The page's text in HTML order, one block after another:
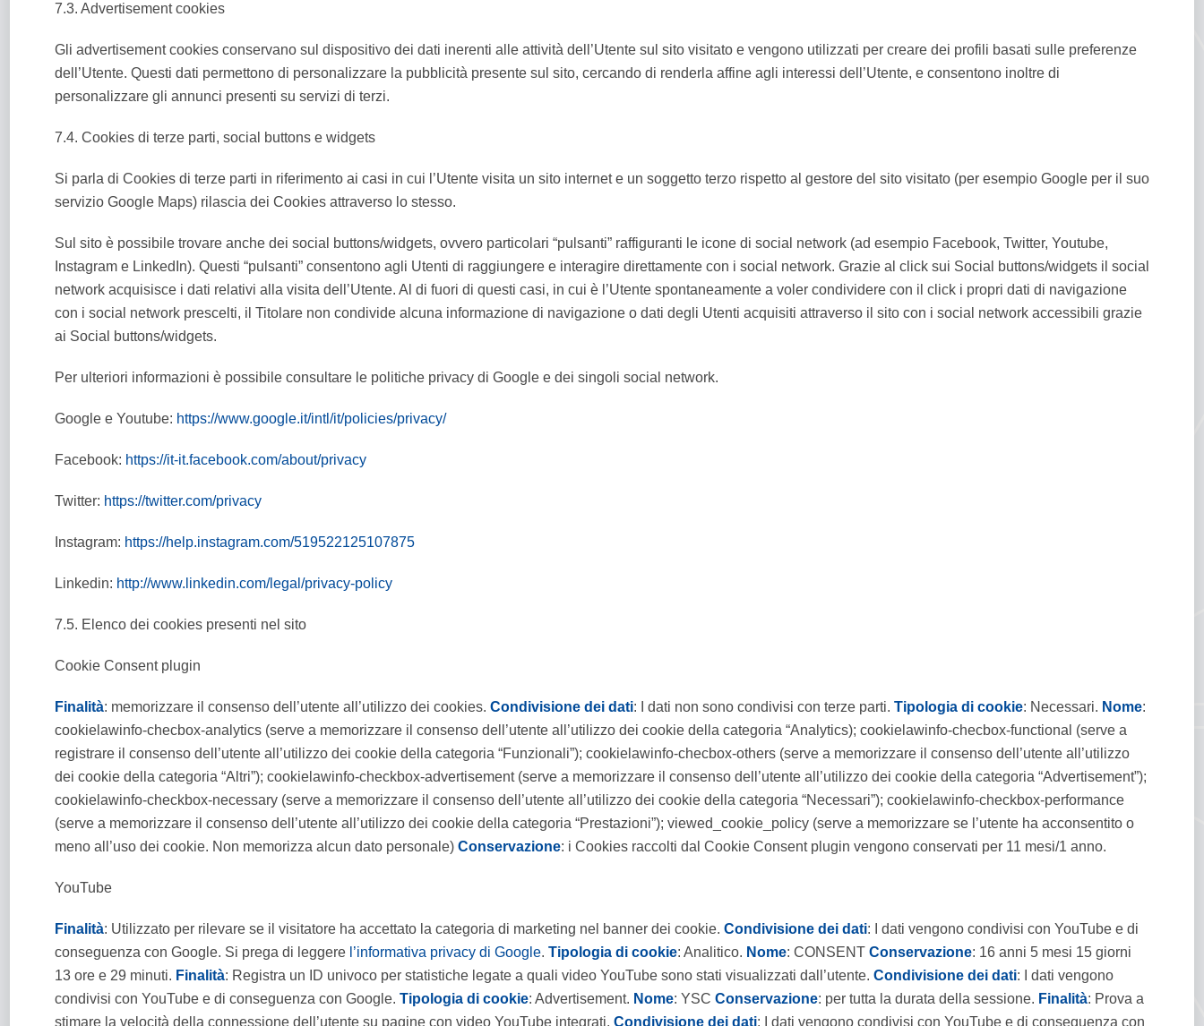
7.3. Advertisement cookies
Gli advertisement cookies conservano sul dispositivo dei dati inerenti alle attività dell’Utente sul sito visitato e vengono utilizzati per creare dei profili basati sulle preferenze
dell’Utente. Questi dati permettono di personalizzare la pubblicità presente sul sito, cercando di renderla affine agli interessi dell’Utente, e consentono inoltre di
personalizzare gli annunci presenti su servizi di terzi.
7.4. Cookies di terze parti, social buttons e widgets
Si parla di Cookies di terze parti in riferimento ai casi in cui l’Utente visita un sito internet e un soggetto terzo rispetto al gestore del sito visitato (per esempio Google per il suo
servizio Google Maps) rilascia dei Cookies attraverso lo stesso.
Sul sito è possibile trovare anche dei social buttons/widgets, ovvero particolari “pulsanti” raffiguranti le icone di social network (ad esempio Facebook, Twitter, Youtube,
Instagram e LinkedIn). Questi “pulsanti” consentono agli Utenti di raggiungere e interagire direttamente con i social network. Grazie al click sui Social buttons/widgets il social
network acquisisce i dati relativi alla visita dell’Utente. Al di fuori di questi casi, in cui è l’Utente spontaneamente a voler condividere con il click i propri dati di navigazione
con i social network prescelti, il Titolare non condivide alcuna informazione di navigazione o dati degli Utenti acquisiti attraverso il sito con i social network accessibili grazie
ai Social buttons/widgets.
Per ulteriori informazioni è possibile consultare le politiche privacy di Google e dei singoli social network.
Google e Youtube: https://www.google.it/intl/it/policies/privacy/
Facebook: https://it-it.facebook.com/about/privacy
Twitter: https://twitter.com/privacy
Instagram: https://help.instagram.com/519522125107875
Linkedin: http://www.linkedin.com/legal/privacy-policy
7.5. Elenco dei cookies presenti nel sito
Cookie Consent plugin
Finalità: memorizzare il consenso dell’utente all’utilizzo dei cookies. Condivisione dei dati: I dati non sono condivisi con terze parti. Tipologia di cookie: Necessari. Nome:
cookielawinfo-checbox-analytics (serve a memorizzare il consenso dell’utente all’utilizzo dei cookie della categoria “Analytics); cookielawinfo-checbox-functional (serve a
registrare il consenso dell’utente all’utilizzo dei cookie della categoria “Funzionali”); cookielawinfo-checbox-others (serve a memorizzare il consenso dell’utente all’utilizzo
dei cookie della categoria “Altri”); cookielawinfo-checkbox-advertisement (serve a memorizzare il consenso dell’utente all’utilizzo dei cookie della categoria “Advertisement”);
cookielawinfo-checkbox-necessary (serve a memorizzare il consenso dell’utente all’utilizzo dei cookie della categoria “Necessari”); cookielawinfo-checkbox-performance
(serve a memorizzare il consenso dell’utente all’utilizzo dei cookie della categoria “Prestazioni”); viewed_cookie_policy (serve a memorizzare se l’utente ha acconsentito o
meno all’uso dei cookie. Non memorizza alcun dato personale) Conservazione: i Cookies raccolti dal Cookie Consent plugin vengono conservati per 11 mesi/1 anno.
YouTube
Finalità: Utilizzato per rilevare se il visitatore ha accettato la categoria di marketing nel banner dei cookie. Condivisione dei dati: I dati vengono condivisi con YouTube e di
conseguenza con Google. Si prega di leggere l’informativa privacy di Google. Tipologia di cookie: Analitico. Nome: CONSENT Conservazione: 16 anni 5 mesi 15 giorni
13 ore e 29 minuti. Finalità: Registra un ID univoco per statistiche legate a quali video YouTube sono stati visualizzati dall’utente. Condivisione dei dati: I dati vengono
condivisi con YouTube e di conseguenza con Google. Tipologia di cookie: Advertisement. Nome: YSC Conservazione: per tutta la durata della sessione. Finalità: Prova a
stimare la velocità della connessione dell’utente su pagine con video YouTube integrati. Condivisione dei dati: I dati vengono condivisi con YouTube e di conseguenza con